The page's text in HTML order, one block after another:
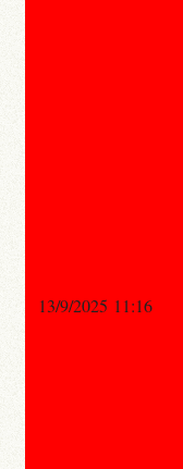
13/9/2025 11:16